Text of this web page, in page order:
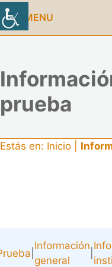
MENU
prueba
Estás en: Inicio
Información
general